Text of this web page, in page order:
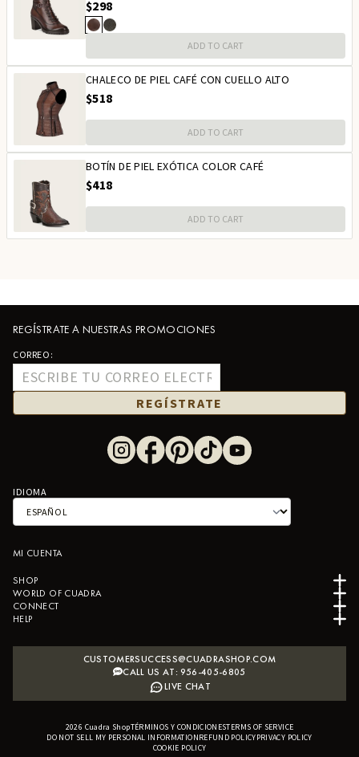
$298
ADD TO CART
CHALECO DE PIEL CAFÉ CON CUELLO ALTO
$518
ADD TO CART
BOTÍN DE PIEL EXÓTICA COLOR CAFÉ
$418
ADD TO CART
REGÍSTRATE A NUESTRAS PROMOCIONES
CORREO:
REGÍSTRATE
IDIOMA
MI CUENTA
SHOP
WORLD OF CUADRA
CONNECT
HELP
CUSTOMERSUCCESS@CUADRASHOP.COM
CALL US AT: 956-405-6805
LIVE CHAT
2026 Cuadra ShopTÉRMINOS Y CONDICIONESTERMS OF SERVICE
DO NOT SELL MY PERSONAL INFORMATIONREFUND POLICYPRIVACY POLICY
COOKIE POLICY
B2B SHOPIFY APP